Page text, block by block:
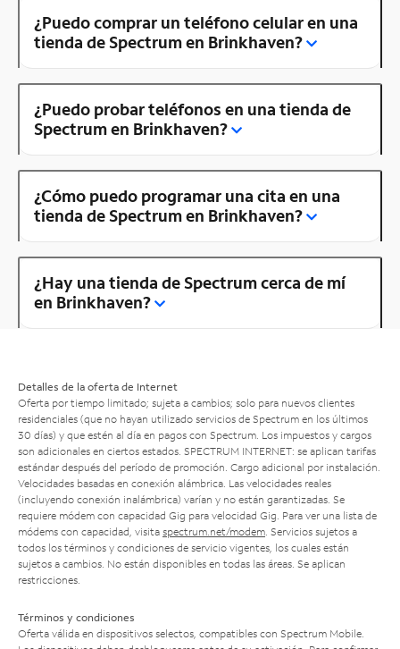
¿Puedo comprar un teléfono celular en una
tienda de Spectrum en Brinkhaven?
¿Puedo probar teléfonos en una tienda de
Spectrum en Brinkhaven?
¿Cómo puedo programar una cita en una
tienda de Spectrum en Brinkhaven?
¿Hay una tienda de Spectrum cerca de mí
en Brinkhaven?
Detalles de la oferta de Internet
Oferta por tiempo limitado; sujeta a cambios; solo para nuevos clientes
residenciales (que no hayan utilizado servicios de Spectrum en los últimos
30 días) y que estén al día en pagos con Spectrum. Los impuestos y cargos
son adicionales en ciertos estados. SPECTRUM INTERNET: se aplican tarifas
estándar después del período de promoción. Cargo adicional por instalación.
Velocidades basadas en conexión alámbrica. Las velocidades reales
(incluyendo conexión inalámbrica) varían y no están garantizadas. Se
requiere módem con capacidad Gig para velocidad Gig. Para ver una lista de
módems con capacidad, visita spectrum.net/modem . Servicios sujetos a
todos los términos y condiciones de servicio vigentes, los cuales están
sujetos a cambios. No están disponibles en todas las áreas. Se aplican
restricciones.
Términos y condiciones
Oferta válida en dispositivos selectos, compatibles con Spectrum Mobile.